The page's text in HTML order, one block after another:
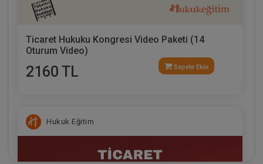
Ticaret Hukuku Kongresi Video Paketi (14
Oturum Video)
2160 TL Sepete Ekle
Hukuk Eğitim